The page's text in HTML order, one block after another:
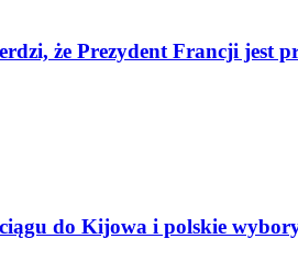
że Prezydent Francji jest
do Kijowa i polskie